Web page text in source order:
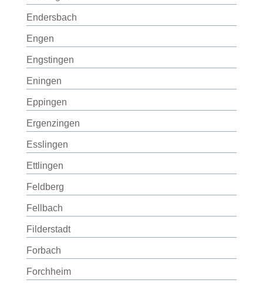
Endersbach
Engen
Engstingen
Eningen
Eppingen
Ergenzingen
Esslingen
Ettlingen
Feldberg
Fellbach
Filderstadt
Forbach
Forchheim